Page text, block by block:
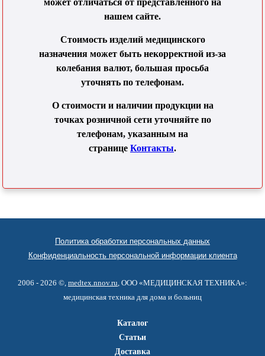
нашем сайте.
Стоимость изделий медицинского
назначения может быть некорректной из-за
колебания валют, большая просьба
уточнять по телефонам.
О стоимости и наличии продукции на
точках розничной сети уточняйте по
телефонам, указанным на
странице Контакты.
Политика обработки персональных данных
Конфиденциальность персональной информации клиента
2006 - 2026 ©, medtex.nnov.ru , ООО «МЕДИЦИНСКАЯ ТЕХНИКА»:
медицинская техника для дома и больниц
Каталог
Статьи
Доставка